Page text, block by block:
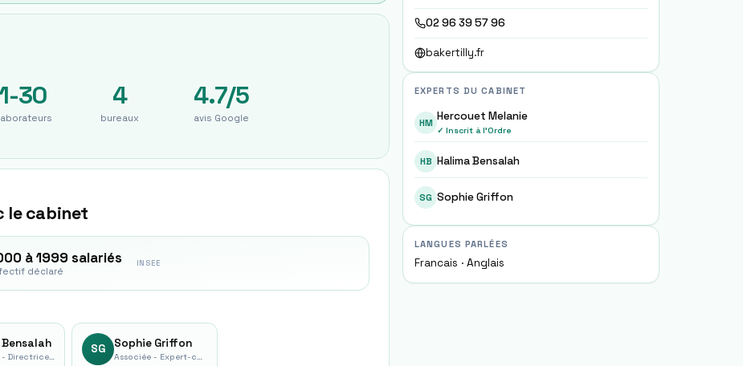
30 4
bureaux
4.7/5
avis Google
le cabinet
à 1999 salariés
déclaré
INSEE
Associée - Directrice Déléguée aux Marchés
SG Sophie Griffon
02 96 39 57 96
bakertilly.fr
EXPERTS DU CABINET
HM Hercouet Melanie
✓ Inscrit à l'Ordre
HB Halima Bensalah
SG Sophie Griffon
LANGUES PARLÉES
Francais · Anglais